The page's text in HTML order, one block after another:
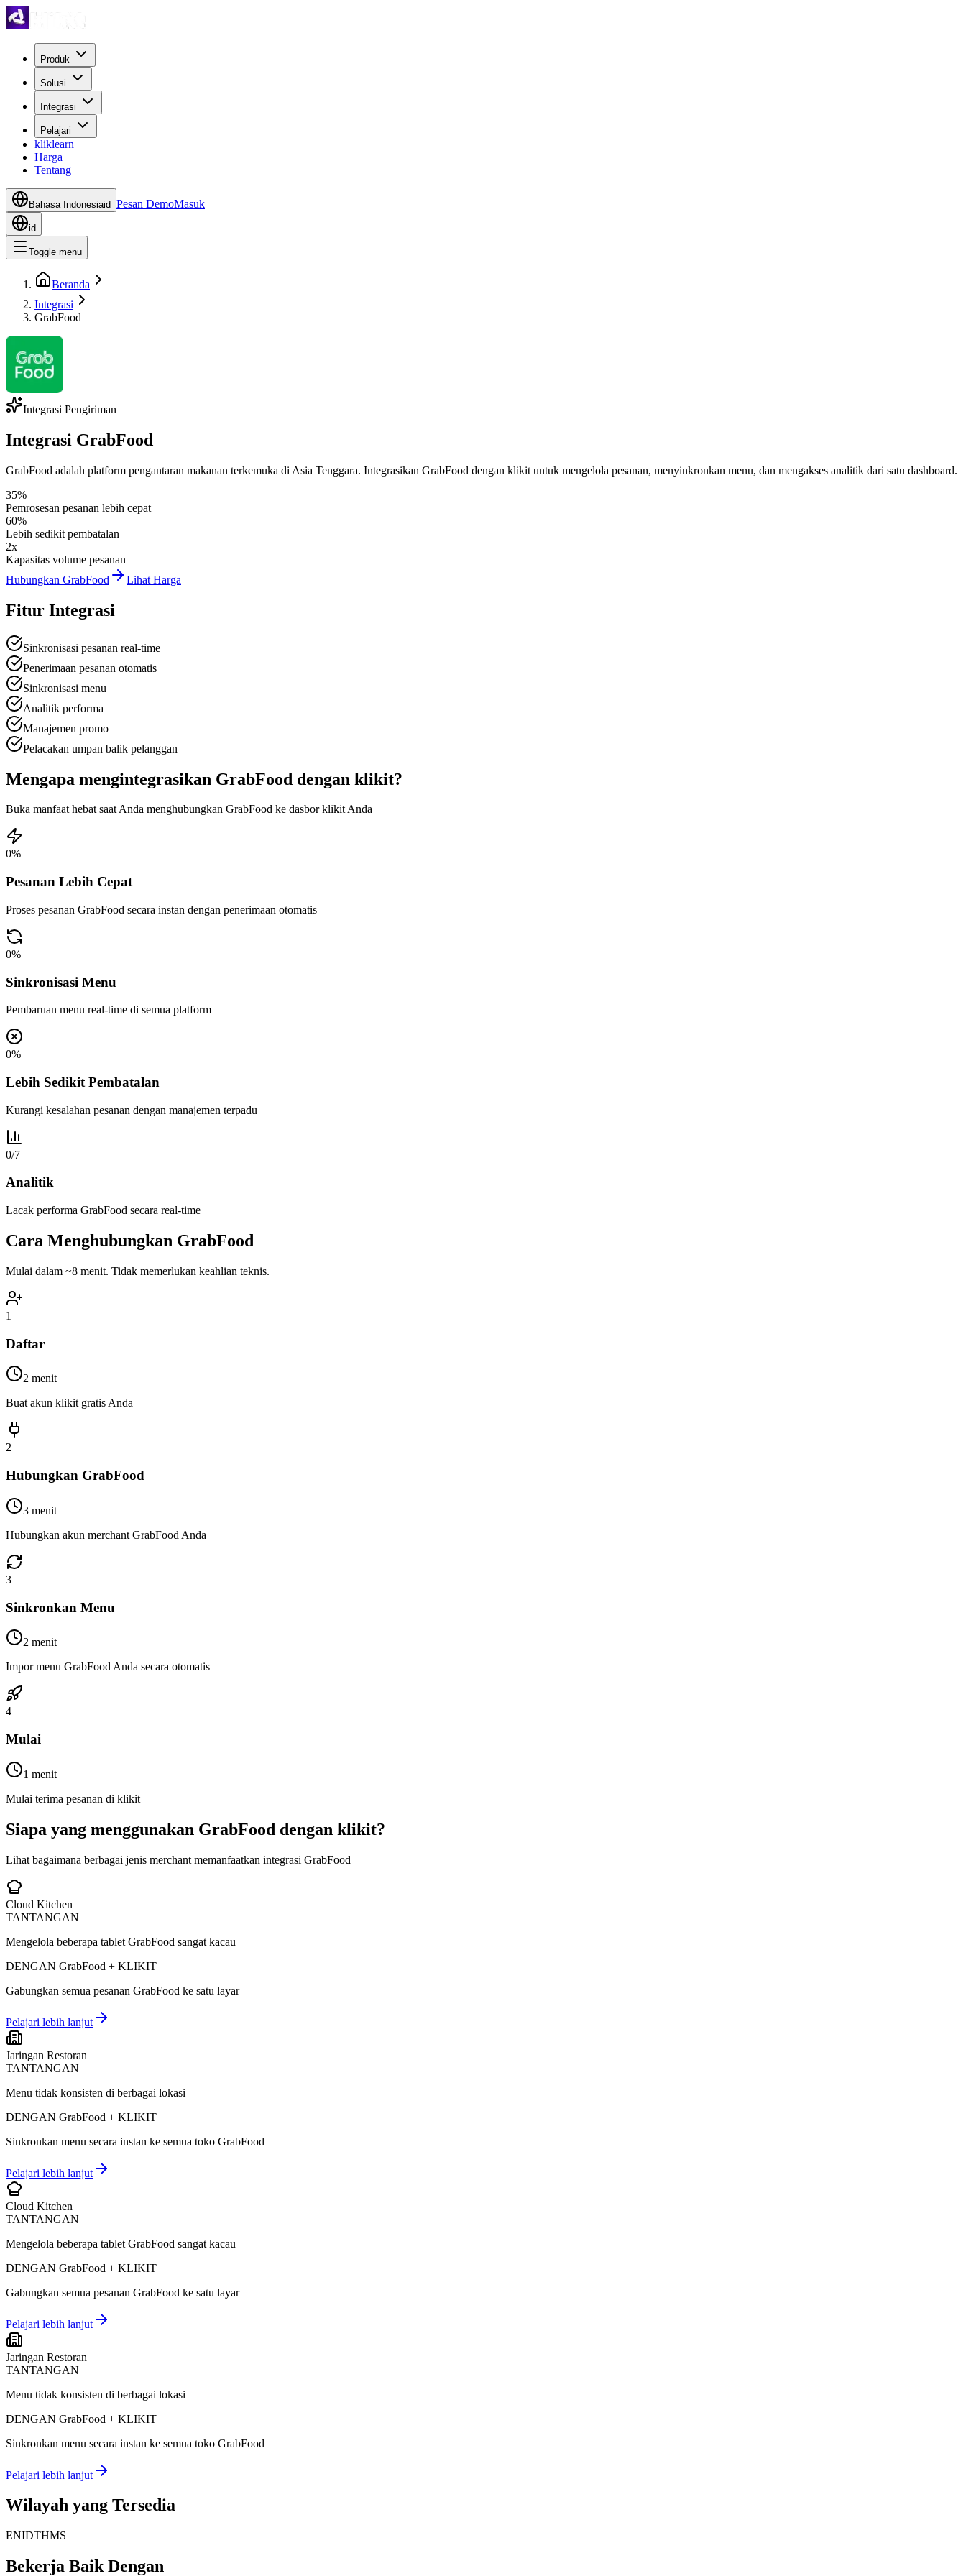
Produk
Solusi
Integrasi
Pelajari
kliklearn
Harga
Tentang
Bahasa Indonesiaid Pesan DemoMasuk
id
Toggle menu
Beranda
Integrasi
GrabFood
Integrasi Pengiriman
Integrasi GrabFood
GrabFood adalah platform pengantaran makanan terkemuka di Asia Tenggara. Integrasikan GrabFood dengan klikit untuk mengelola pesanan, menyinkronkan menu, dan mengakses analitik dari satu dashboard.
35%
Pemrosesan pesanan lebih cepat
60%
Lebih sedikit pembatalan
2x
Kapasitas volume pesanan
Hubungkan GrabFood
Lihat Harga
Fitur Integrasi
Sinkronisasi pesanan real-time
Penerimaan pesanan otomatis
Sinkronisasi menu
Analitik performa
Manajemen promo
Pelacakan umpan balik pelanggan
Mengapa mengintegrasikan GrabFood dengan klikit?
Buka manfaat hebat saat Anda menghubungkan GrabFood ke dasbor klikit Anda
0%
Pesanan Lebih Cepat
Proses pesanan GrabFood secara instan dengan penerimaan otomatis
0%
Sinkronisasi Menu
Pembaruan menu real-time di semua platform
0%
Lebih Sedikit Pembatalan
Kurangi kesalahan pesanan dengan manajemen terpadu
0/7
Analitik
Lacak performa GrabFood secara real-time
Cara Menghubungkan GrabFood
Mulai dalam ~8 menit. Tidak memerlukan keahlian teknis.
1
Daftar
2 menit
Buat akun klikit gratis Anda
2
Hubungkan GrabFood
3 menit
Hubungkan akun merchant GrabFood Anda
3
Sinkronkan Menu
2 menit
Impor menu GrabFood Anda secara otomatis
4
Mulai
1 menit
Mulai terima pesanan di klikit
Siapa yang menggunakan GrabFood dengan klikit?
Lihat bagaimana berbagai jenis merchant memanfaatkan integrasi GrabFood
Cloud Kitchen
TANTANGAN
Mengelola beberapa tablet GrabFood sangat kacau
DENGAN GrabFood + KLIKIT
Gabungkan semua pesanan GrabFood ke satu layar
Pelajari lebih lanjut
Jaringan Restoran
TANTANGAN
Menu tidak konsisten di berbagai lokasi
DENGAN GrabFood + KLIKIT
Sinkronkan menu secara instan ke semua toko GrabFood
Pelajari lebih lanjut
Cloud Kitchen
TANTANGAN
Mengelola beberapa tablet GrabFood sangat kacau
DENGAN GrabFood + KLIKIT
Gabungkan semua pesanan GrabFood ke satu layar
Pelajari lebih lanjut
Jaringan Restoran
TANTANGAN
Menu tidak konsisten di berbagai lokasi
DENGAN GrabFood + KLIKIT
Sinkronkan menu secara instan ke semua toko GrabFood
Pelajari lebih lanjut
Wilayah yang Tersedia
ENIDTHMS
Bekerja Baik Dengan